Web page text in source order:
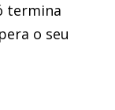
termina
o seu